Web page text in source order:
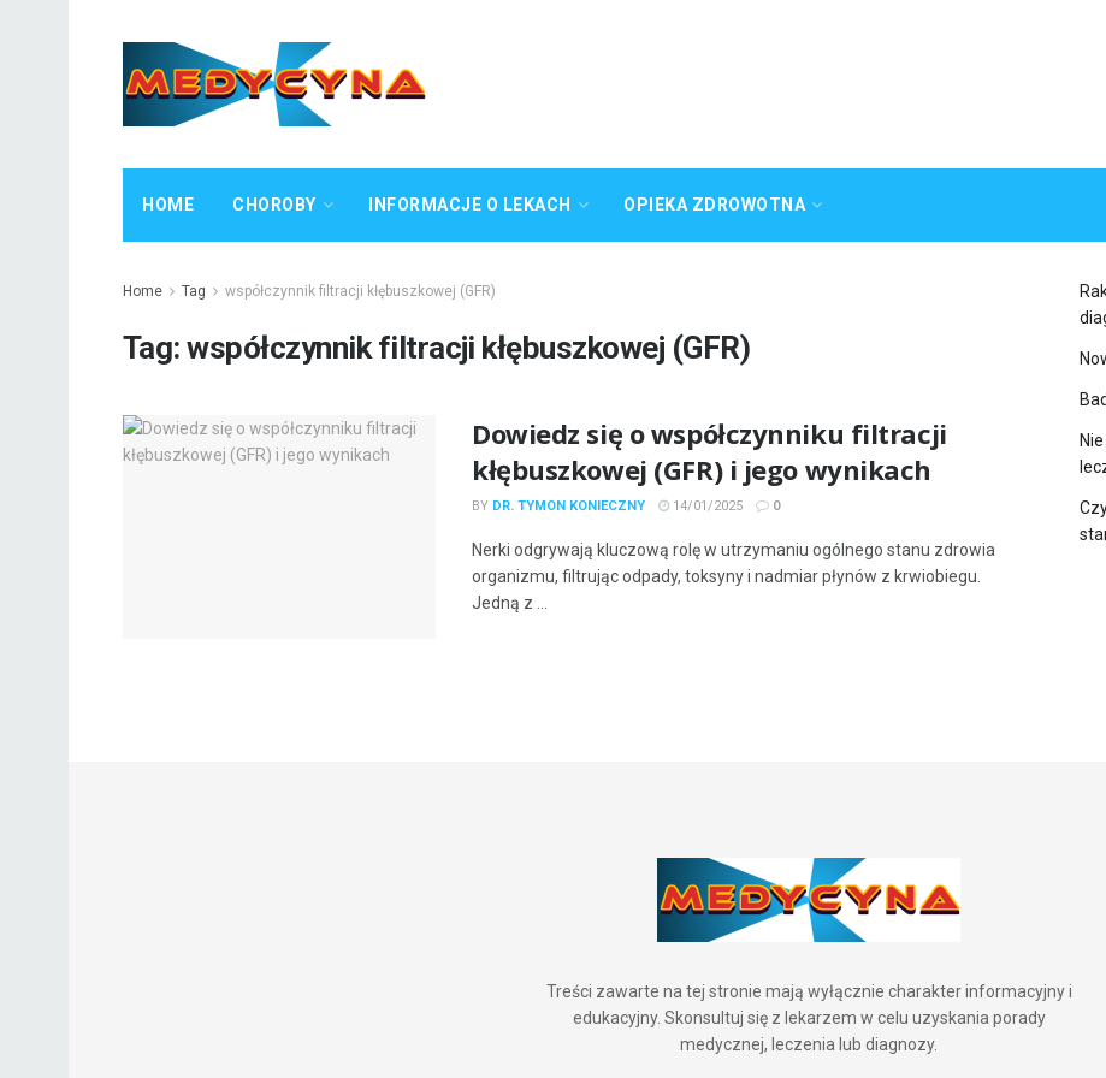
HOME CHOROBY INFORMACJE O LEKACH OPIEKA ZDROWOTNA
Home Tag współczynnik filtracji kłębuszkowej (GFR)
Tag:współczynnik filtracji kłębuszkowej (GFR)
Dowiedz się o współczynniku filtracji
kłębuszkowej (GFR) i jego wynikach
BY DR. TYMON KONIECZNY 14/01/2025 0
Nerki odgrywają kluczową rolę w utrzymaniu ogólnego stanu zdrowia
organizmu, filtrując odpady, toksyny i nadmiar płynów z krwiobiegu.
Jedną z ...
Treści zawarte na tej stronie mają wyłącznie charakter informacyjny i
edukacyjny. Skonsultuj się z lekarzem w celu uzyskania porady
medycznej, leczenia lub diagnozy.